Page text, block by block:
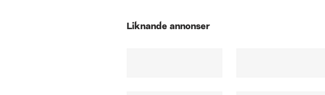
Liknande annonser